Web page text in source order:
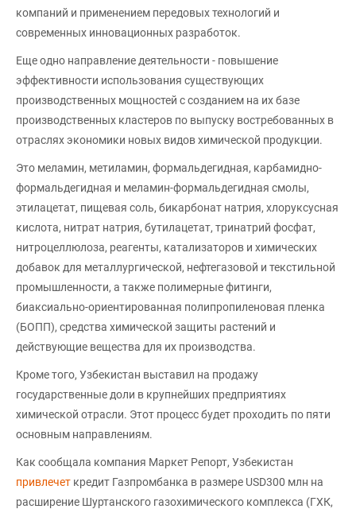
компаний и применением передовых технологий и
современных инновационных разработок.
Еще одно направление деятельности - повышение
эффективности использования существующих
производственных мощностей с созданием на их базе
производственных кластеров по выпуску востребованных в
отраслях экономики новых видов химической продукции.
Это меламин, метиламин, формальдегидная, карбамидно-
формальдегидная и меламин-формальдегидная смолы,
этилацетат, пищевая соль, бикарбонат натрия, хлоруксусная
кислота, нитрат натрия, бутилацетат, тринатрий фосфат,
нитроцеллюлоза, реагенты, катализаторов и химических
добавок для металлургической, нефтегазовой и текстильной
промышленности, а также полимерные фитинги,
биаксиально-ориентированная полипропиленовая пленка
(БОПП), средства химической защиты растений и
действующие вещества для их производства.
Кроме того, Узбекистан выставил на продажу
государственные доли в крупнейших предприятиях
химической отрасли. Этот процесс будет проходить по пяти
основным направлениям.
Как сообщала компания Маркет Репорт, Узбекистан
привлечет кредит Газпромбанка в размере USD300 млн на
расширение Шуртанского газохимического комплекса (ГХК,